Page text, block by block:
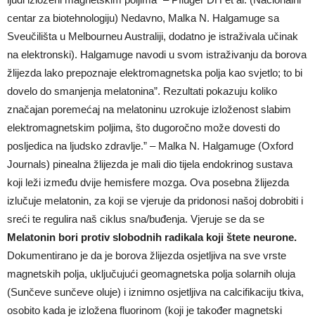
centar za biotehnologiju) Nedavno, Malka N. Halgamuge sa
Sveučilišta u Melbourneu Australiji, dodatno je istraživala učinak
na elektronski). Halgamuge navodi u svom istraživanju da borova
žlijezda lako prepoznaje elektromagnetska polja kao svjetlo; to bi
dovelo do smanjenja melatonina”. Rezultati pokazuju koliko
značajan poremećaj na melatoninu uzrokuje izloženost slabim
elektromagnetskim poljima, što dugoročno može dovesti do
posljedica na ljudsko zdravlje.” – Malka N. Halgamuge (Oxford
Journals) pinealna žlijezda je mali dio tijela endokrinog sustava
koji leži između dvije hemisfere mozga. Ova posebna žlijezda
izlučuje melatonin, za koji se vjeruje da pridonosi našoj dobrobiti i
sreći te regulira naš ciklus sna/buđenja. Vjeruje se da se
Melatonin bori protiv slobodnih radikala koji štete neurone.
Dokumentirano je da je borova žlijezda osjetljiva na sve vrste
magnetskih polja, uključujući geomagnetska polja solarnih oluja
(Sunčeve sunčeve oluje) i iznimno osjetljiva na calcifikaciju tkiva,
osobito kada je izložena fluorinom (koji je također magnetski